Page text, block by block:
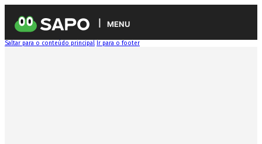
MENU
Saltar para o conteúdo principal Ir para o footer